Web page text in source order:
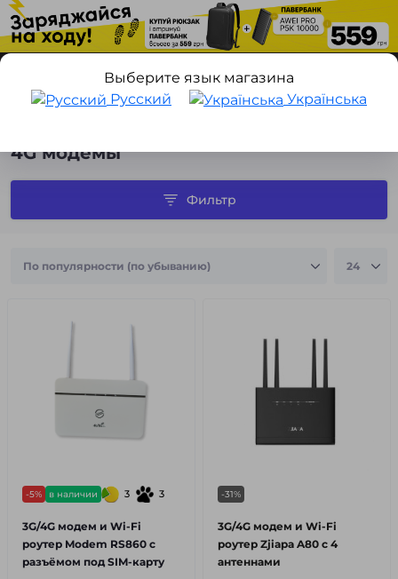
4G модемы
Выберите язык магазина
Русский
Українська
Фильтр
-5% в наличии 3 3
3G/4G модем и Wi-Fi
роутер Modem RS860 с
разъёмом под SIM-карту
-31%
3G/4G модем и Wi-Fi
роутер Zjiapa A80 с 4
антеннами